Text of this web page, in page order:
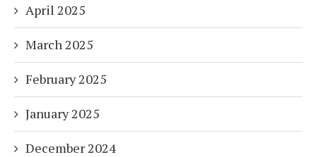
April 2025
March 2025
February 2025
January 2025
December 2024